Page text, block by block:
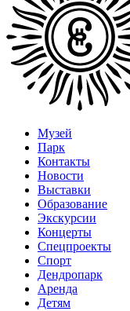
Музей
Парк
Контакты
Новости
Выставки
Образование
Экскурсии
Концерты
Спецпроекты
Спорт
Дендропарк
Аренда
Детям